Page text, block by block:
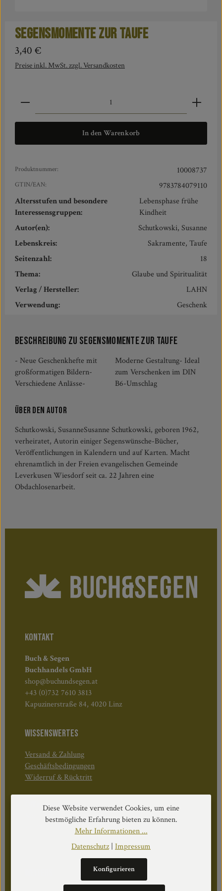
Segensmomente zur Taufe
Regulärer Preis:
3,40 €
Preise inkl. MwSt. zzgl. Versandkosten
Produkt Anzahl: Gib den gewünschten Wert ein oder
In den Warenkorb
Produktnummer: 10008737
GTIN/EAN:
9783784079110
Altersstufen und besondere
Interessensgruppen:
Lebensphase frühe
Kindheit
Autor(en):
Schutkowski, Susanne
Lebenskreis:
Sakramente, Taufe
Seitenzahl:
18
Thema:
Glaube und Spiritualität
Verlag / Hersteller:
LAHN
Verwendung:
Geschenk
Beschreibung zu Segensmomente zur Taufe
- Neue Geschenkhefte mit
großformatigen Bildern-
Verschiedene Anlässe-
Moderne Gestaltung- Ideal
zum Verschenken im DIN
B6-Umschlag
Über den Autor
Schutkowski, SusanneSusanne Schutkowski, geboren 1962,
verheiratet, Autorin einiger Segenswünsche-Bücher,
Veröffentlichungen in Kalendern und auf Karten. Macht
ehrenamtlich in der Freien evangelischen Gemeinde
Leverkusen Wiesdorf seit ca. 22 Jahren eine
Obdachlosenarbeit.
KONTAKT
Buch & Segen
Buchhandels GmbH
shop@buchundsegen.at
+43 (0)732 7610 3813
Kapuzinerstraße 84, 4020 Linz
WISSENSWERTES
Versand & Zahlung
Geschäftsbedingungen
Widerruf & Rücktritt
Öffnungszeiten:
Mo–Do: 08:30–17:00 Uhr
Fr: 08:30–12:30 Uhr
Diese Website verwendet Cookies, um eine
bestmögliche Erfahrung bieten zu können.
Mehr Informationen ...
Datenschutz| Impressum
Konfigurieren